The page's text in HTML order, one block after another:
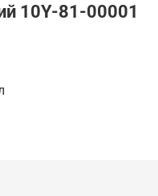
10Y-81-00001